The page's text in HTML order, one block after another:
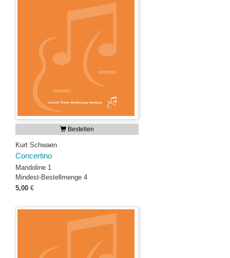
Bestellen
Kurt Schwaen
Concertino
Mandoline 1
Mindest-Bestellmenge 4
5,00 €